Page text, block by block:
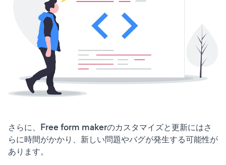
さらに、Free form makerのカスタマイズと更新にはさ
らに時間がかかり、新しい問題やバグが発生する可能性が
あります。